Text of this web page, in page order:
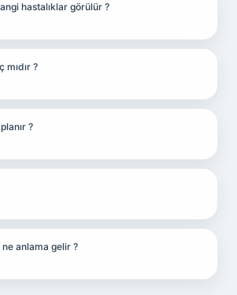
hastalıklar görülür ?
mıdır ?
?
ne anlama gelir ?